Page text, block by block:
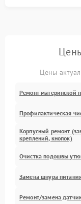
Цены
Ремонт материнской
Профилактическая
Корпусный ремонт
креплений, кнопок)
Очистка подошвы
Замена шнура
Ремонт/замена